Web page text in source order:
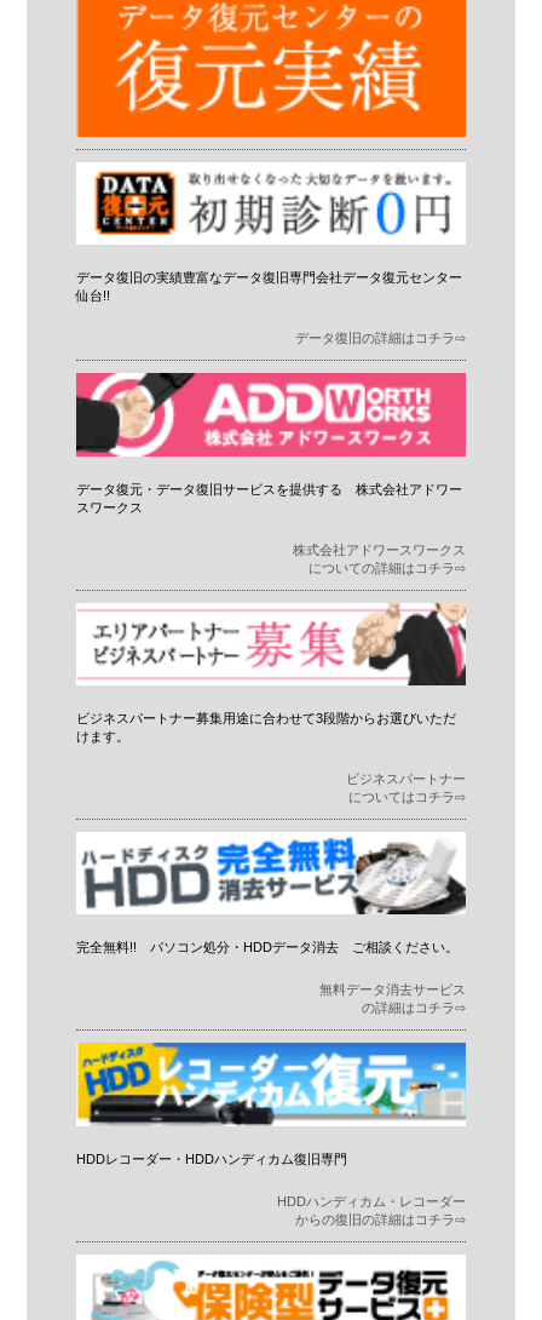
データ復旧の実績豊富なデータ復旧専門会社データ復元センター
仙台!!
データ復旧の詳細はコチラ⇨
データ復元・データ復旧サービスを提供する 株式会社アドワー
スワークス
株式会社アドワースワークス
についての詳細はコチラ⇨
ビジネスパートナー募集用途に合わせて3段階からお選びいただ
けます。
ビジネスパートナー
についてはコチラ⇨
完全無料!! パソコン処分・HDDデータ消去 ご相談ください。
無料データ消去サービス
の詳細はコチラ⇨
HDDレコーダー・HDDハンディカム復旧専門
HDDハンディカム・レコーダー
からの復旧の詳細はコチラ⇨